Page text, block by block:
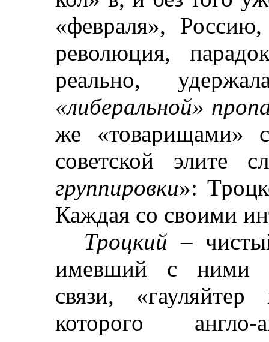
«февраля»,
революция,
реально,
«либеральной»
же «товарищами»
советской элите
группировки»:
Каждая со своими
Троцкий –
имевший с ними
связи,
которого англо-